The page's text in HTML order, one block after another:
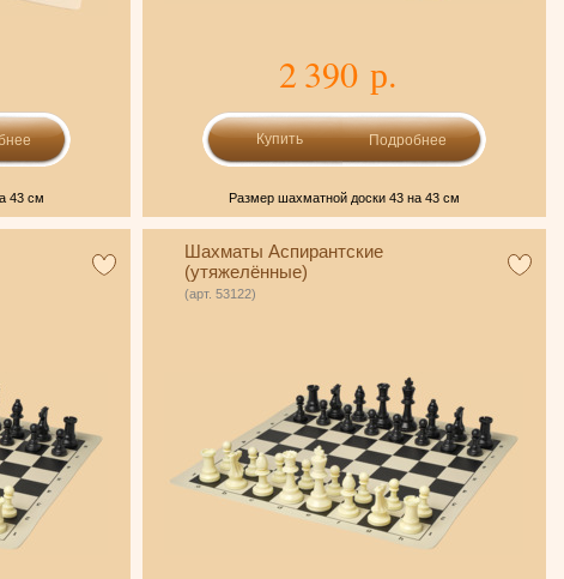
43 см
2 390 р.
Подробнее
Размер шахматной доски 43 на 43 см
Шахматы Аспирантские
(утяжелённые)
(арт. 53122)